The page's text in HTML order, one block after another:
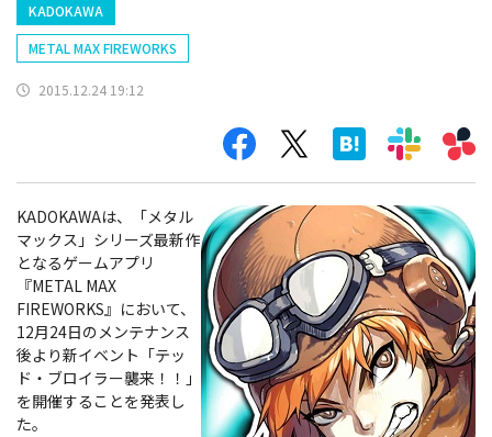
KADOKAWA
METAL MAX FIREWORKS
2015.12.24 19:12
KADOKAWAは、「メタル
マックス」シリーズ最新作
となるゲームアプリ
『METAL MAX
FIREWORKS』において、
12月24日のメンテナンス
後より新イベント「テッ
ド・ブロイラー襲来！！」
を開催することを発表し
た。